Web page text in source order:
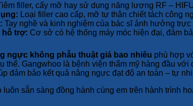
filler, cấy mỡ hay sử dụng năng lượng RF –
Loại filler cao cấp, mỡ tự thân chiết tách công
Tay nghề và kinh nghiệm của bác sĩ ảnh hưởng
hỗ trợ: Cơ sở có hệ thống máy móc hiện đại, đảm
ngực không phẫu thuật giá bao nhiêu phù hợp
thể. Gangwhoo là bệnh viện thẩm mỹ hàng đầu
đảm bảo kết quả nâng ngực đạt độ an toàn – tự
luôn sẵn sàng đồng hành cùng em trên hành trình